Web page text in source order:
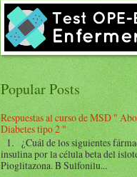
Popular Posts
Respuestas al curso de MSD "
Diabetes tipo 2 "
1. ¿Cuál de los siguientes
insulina por la célula beta del
Pioglitazona. B Sulfonilu...